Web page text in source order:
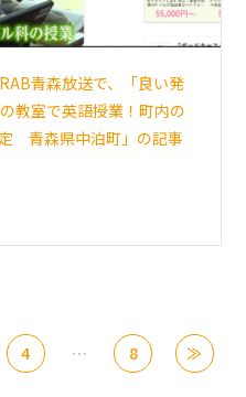
青森放送で、「良い発
教室で英語授業！町内の
青森県中泊町」の記事
4 … 8 ≫